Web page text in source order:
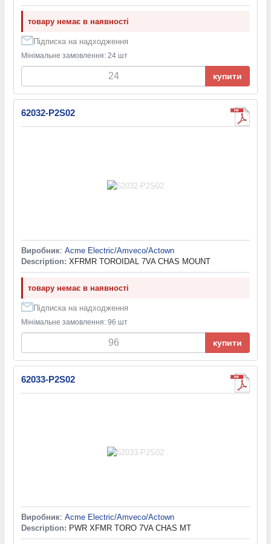
товару немає в наявності
Підписка на надходження
Мінімальне замовлення: 24 шт
купити
62032-P2S02
Виробник: Acme Electric/Amveco/Actown
Description: XFRMR TOROIDAL 7VA CHAS MOUNT
товару немає в наявності
Підписка на надходження
Мінімальне замовлення: 96 шт
купити
62033-P2S02
Виробник: Acme Electric/Amveco/Actown
Description: PWR XFMR TORO 7VA CHAS MT